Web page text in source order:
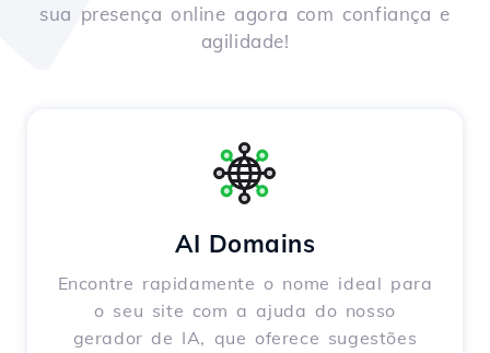
sua presença online agora com confiança e
agilidade!
AI Domains
Encontre rapidamente o nome ideal para
o seu site com a ajuda do nosso
gerador de IA, que oferece sugestões